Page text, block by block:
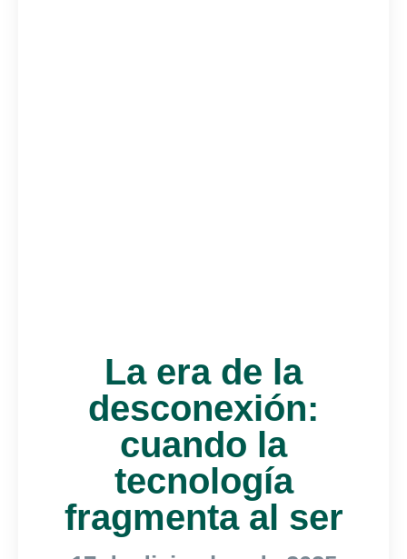
La era de la
desconexión:
cuando la
tecnología
fragmenta al ser